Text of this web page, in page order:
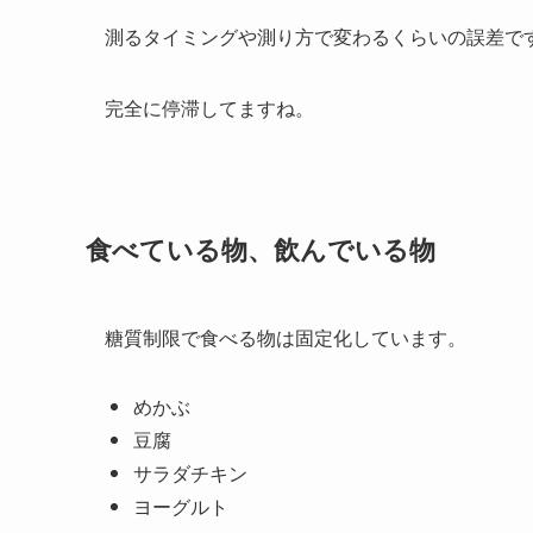
測るタイミングや測り方で変わるくらいの誤差で
完全に停滞してますね。
食べている物、飲んでいる物
糖質制限で食べる物は固定化しています。
めかぶ
豆腐
サラダチキン
ヨーグルト